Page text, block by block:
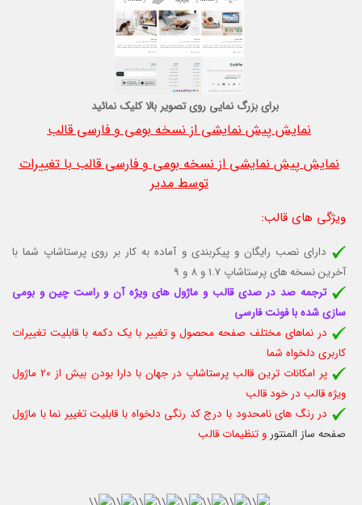
برای بزرگ نمایی روی تصویر بالا کلیک نمائید
نمایش پیش نمایشی از نسخه بومی و فارسی قالب
نمایش پیش نمایشی از نسخه بومی و فارسی قالب با تغییرات
توسط مدیر
ویژگی های قالب:
دارای نصب رایگان و پیکربندی و آماده به کار بر روی پرستاشاپ شما با
آخرین نسخه های پرستاشاپ 1.7 و 8 و 9
ترجمه صد در صدی قالب و ماژول های ویژه آن و راست چین و بومی
سازی شده با فونت فارسی
در نماهای مختلف صفحه محصول و تغییر با یک دکمه با قابلیت تغييرات
كاربری دلخواه شما
پر امکانات ترین قالب پرستاشاپ در جهان با دارا بودن بیش از 20 ماژول
ویژه قالب در خود قالب
در رنگ های نامحدود با درج کد رنگی دلخواه با قابلیت تغییر نما با ماژول
صفحه ساز المنتورو تنظیمات قالب